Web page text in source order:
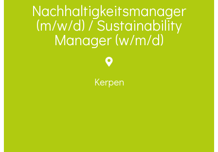
Nachhaltigkeitsmanager
(m/w/d) / Sustainability
Manager (w/m/d)
Kerpen